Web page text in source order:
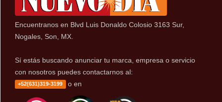
Encuentranos en Blvd Luis Donaldo Colosio 3163 Sur,
Nogales, Son, MX.
Sí estás buscando anunciar tu marca, empresa o servicio
con nosotros puedes contactarnos al:
+52(631)319-3199 o en